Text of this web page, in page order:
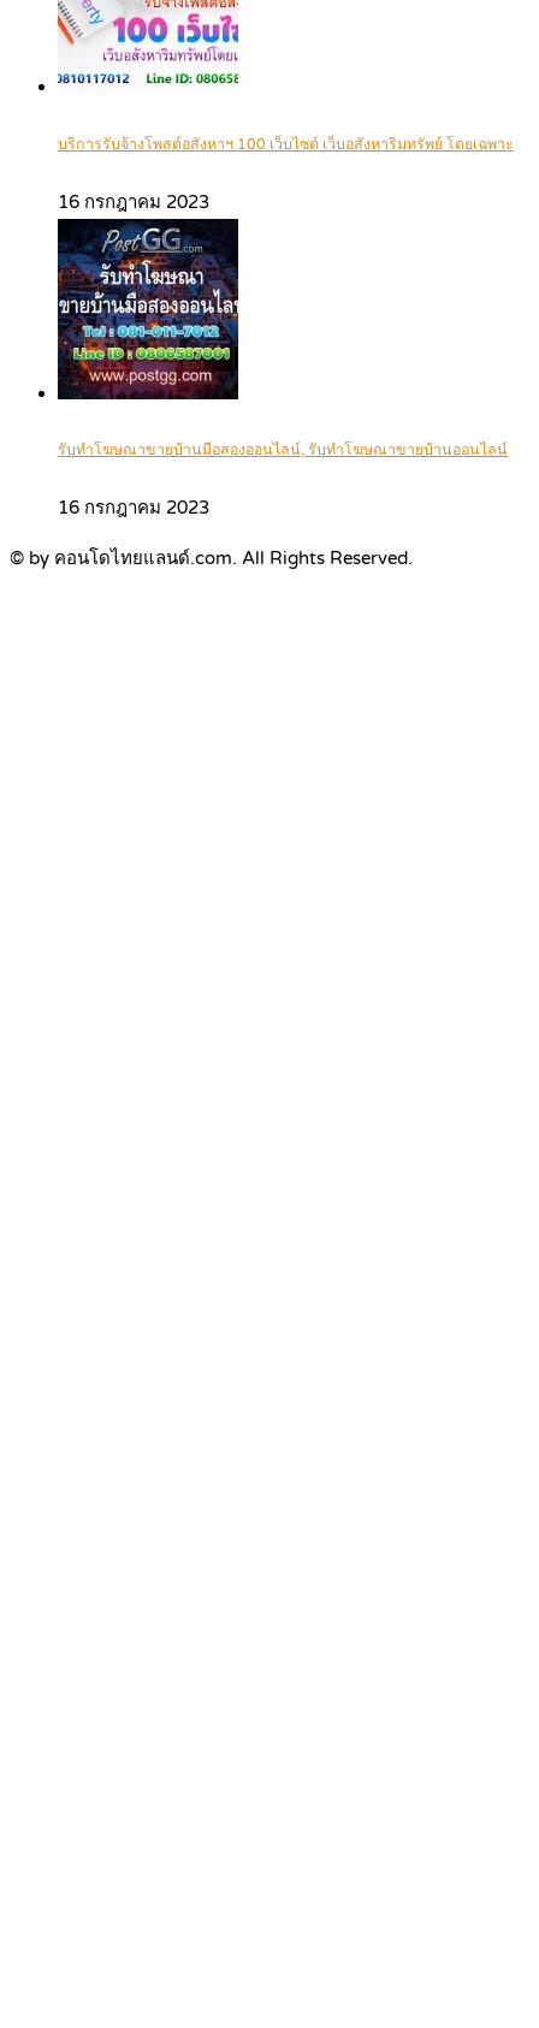
บริการรับจ้างโพสต์อสังหาฯ 100 เว็บไซต์ เว็บอสังหาริมทรัพย์ โดยเฉพาะ
16 กรกฎาคม 2023
รับทำโฆษณาขายบ้านมือสองออนไลน์, รับทำโฆษณาขายบ้านออนไลน์
16 กรกฎาคม 2023
© by คอนโดไทยแลนด์.com. All Rights Reserved.